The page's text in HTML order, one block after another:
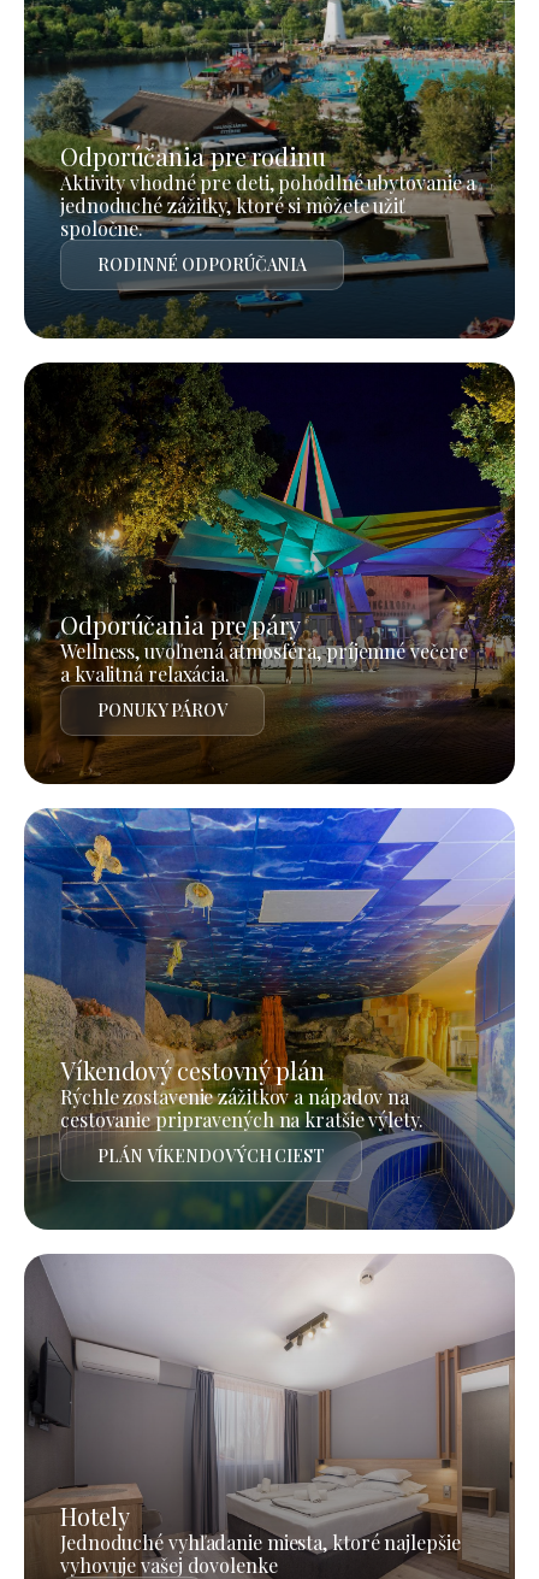
Odporúčania pre rodinu
Aktivity vhodné pre deti, pohodlné ubytovanie a
jednoduché zážitky, ktoré si môžete užiť
spoločne.
RODINNÉ ODPORÚČANIA
Odporúčania pre páry
Wellness, uvoľnená atmosféra, príjemné večere
a kvalitná relaxácia.
PONUKY PÁROV
Víkendový cestovný plán
Rýchle zostavenie zážitkov a nápadov na
cestovanie pripravených na kratšie výlety.
PLÁN VÍKENDOVÝCH CIEST
Hotely
Jednoduché vyhľadanie miesta, ktoré najlepšie
vyhovuje vašej dovolenke